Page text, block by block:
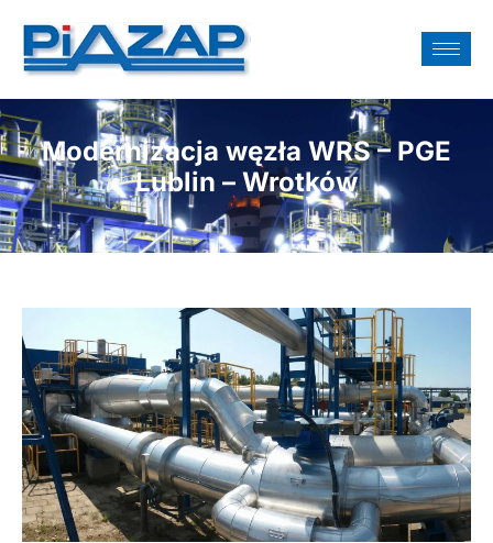
Modernizacja węzła WRS – PGE
Lublin – Wrotków